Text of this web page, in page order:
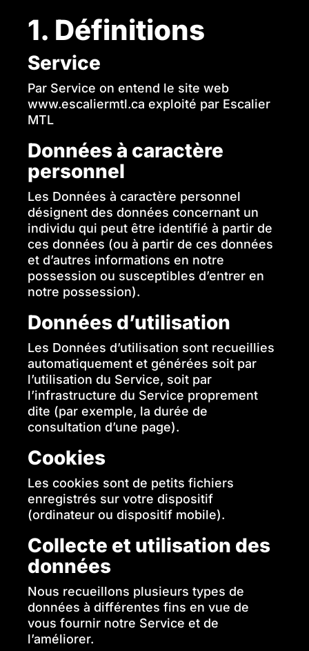
1. Définitions
Service
Par Service on entend le site web
www.escaliermtl.ca exploité par Escalier
MTL
Données à caractère
personnel
Les Données à caractère personnel
désignent des données concernant un
individu qui peut être identifié à partir de
ces données (ou à partir de ces données
et d’autres informations en notre
possession ou susceptibles d’entrer en
notre possession).
Données d’utilisation
Les Données d’utilisation sont recueillies
automatiquement et générées soit par
l’utilisation du Service, soit par
l’infrastructure du Service proprement
dite (par exemple, la durée de
consultation d’une page).
Cookies
Les cookies sont de petits fichiers
enregistrés sur votre dispositif
(ordinateur ou dispositif mobile).
Collecte et utilisation des
données
Nous recueillons plusieurs types de
données à différentes fins en vue de
vous fournir notre Service et de
l’améliorer.